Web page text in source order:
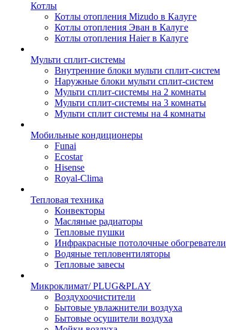
Котлы
Котлы отопления Mizudo в Калуге
Котлы отопления Эван в Калуге
Котлы отопления Haier в Калуге
Мульти сплит-системы
Внутренние блоки мульти сплит-систем
Наружные блоки мульти сплит-систем
Мульти сплит-системы на 2 комнаты
Мульти сплит-системы на 3 комнаты
Мульти сплит системы на 4 комнаты
Мобильные кондиционеры
Funai
Ecostar
Hisense
Royal-Clima
Тепловая техника
Конвекторы
Масляные радиаторы
Тепловые пушки
Инфракрасные потолочные обогреватели
Водяные тепловентиляторы
Тепловые завесы
Микроклимат/ PLUG&PLAY
Воздухоочистители
Бытовые увлажнители воздуха
Бытовые осушители воздуха